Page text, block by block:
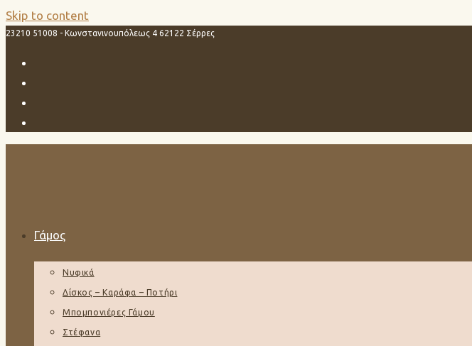
Skip to content
23210 51008 - Κωνστανινουπόλεως 4 62122 Σέρρες
Γάμος
Νυφικά
Δίσκος – Καράφα – Ποτήρι
Μπομπονιέρες Γάμου
Στέφανα